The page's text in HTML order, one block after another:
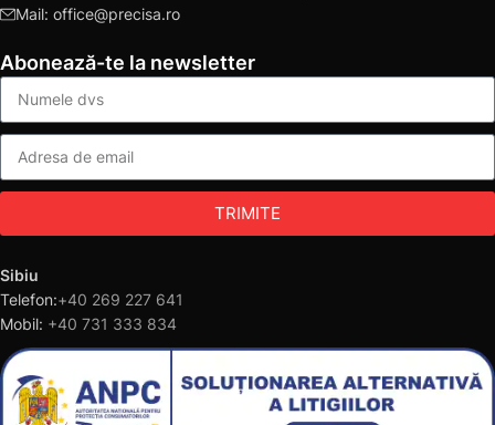
Mail: office@precisa.ro
Abonează-te la newsletter
TRIMITE
Sibiu
Telefon:+40 269 227 641
Mobil: +40 731 333 834